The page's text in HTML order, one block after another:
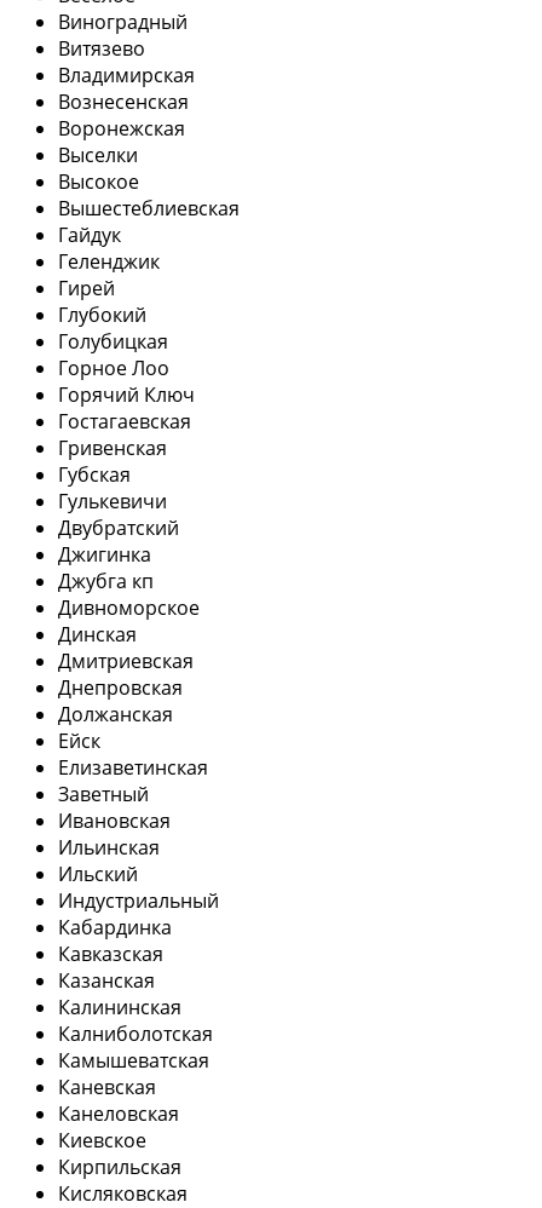
Виноградный
Витязево
Владимирская
Вознесенская
Воронежская
Выселки
Высокое
Вышестеблиевская
Гайдук
Геленджик
Гирей
Глубокий
Голубицкая
Горное Лоо
Горячий Ключ
Гостагаевская
Гривенская
Губская
Гулькевичи
Двубратский
Джигинка
Джубга кп
Дивноморское
Динская
Дмитриевская
Днепровская
Должанская
Ейск
Елизаветинская
Заветный
Ивановская
Ильинская
Ильский
Индустриальный
Кабардинка
Кавказская
Казанская
Калининская
Калниболотская
Камышеватская
Каневская
Канеловская
Киевское
Кирпильская
Кисляковская